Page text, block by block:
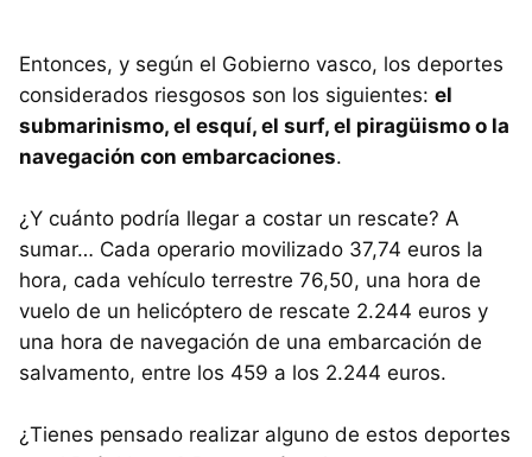
Entonces, y según el Gobierno vasco, los deportes
considerados riesgosos son los siguientes: el
submarinismo, el esquí, el surf, el piragüismo o la
navegación con embarcaciones.
¿Y cuánto podría llegar a costar un rescate? A
sumar… Cada operario movilizado 37,74 euros la
hora, cada vehículo terrestre 76,50, una hora de
vuelo de un helicóptero de rescate 2.244 euros y
una hora de navegación de una embarcación de
salvamento, entre los 459 a los 2.244 euros.
¿Tienes pensado realizar alguno de estos deportes